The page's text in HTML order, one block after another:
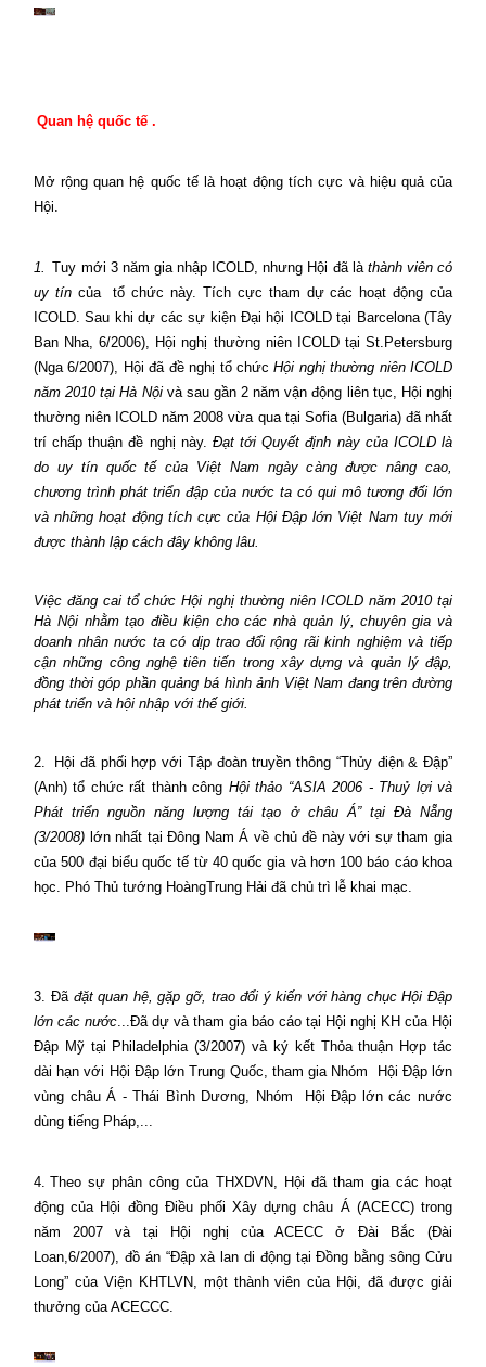
Quan hệ quốc tế .
Mở rộng quan hệ quốc tế là hoạt động tích cực và hiệu quả của
Hội.
1. Tuy mới 3 năm gia nhập ICOLD, nhưng Hội đã là thành viên có
uy tíncủa
tổ chức này. Tích cực tham dự các hoạt động của
ICOLD. Sau khi dự các sự kiện Đại hội ICOLD tại Barcelona (Tây
Ban Nha, 6/2006), Hội nghị thường niên ICOLD tại St.Petersburg
(Nga 6/2007), Hội đã đề nghị tổ chứcHội nghị thường niên ICOLD
năm 2010 tại Hà Nộivà sau gần 2 năm vận động liên tục, Hội nghị
thường niên ICOLD năm 2008 vừa qua tại Sofia (Bulgaria) đã nhất
trí chấp thuận đề nghị này. Đạt tới Quyết định này của ICOLD là
do uy tín quốc tế của Việt Nam ngày càng được nâng cao,
chương trình phát triển đập của nước ta có qui mô tương đối lớn
và những hoạt động tích cực của Hội Đập lớn Việt Nam tuy mới
được thành lập cách đây không lâu.
Việc đăng cai tổ chức Hội nghị thư­ờng niên ICOLD năm 2010 tại
Hà Nội nhằm tạo điều kiện cho các nhà quản lý, chuyên gia và
doanh nhân nư­ớc ta có dịp trao đổi rộng rãi kinh nghiệm và tiếp
cận những công nghệ tiên tiến trong xây dựng và quản lý đập,
đồng thời góp phần quảng bá hình ảnh Việt Nam đang trên đường
phát triển và hội nhập với thế giới.
2.
Hội đã phối hợp với Tập đoàn truyền thông “Thủy điện & Đập”
(Anh) tổ chức rất thành công Hội thảo “ASIA 2006 - Thuỷ lợi và
Phát triển nguồn năng lượng tái tạo ở châu Á” tại Đà Nẵng
(3/2008) lớn nhất tại Đông Nam Á về chủ đề này với sự tham gia
của 500 đại biểu quốc tế từ 40 quốc gia và hơn 100 báo cáo khoa
học. Phó Thủ tướng HoàngTrung Hải đã chủ trì lễ khai mạc.
3. Đã đặt quan hệ, gặp gỡ, trao đổi ý kiến với hàng chục Hội Đập
lớn các nước...Đã dự và tham gia báo cáo tại Hội nghị KH của Hội
Đập Mỹ tại Philadelphia (3/2007) và ký kết Thỏa thuận Hợp tác
dài hạn với Hội Đập lớn Trung Quốc, tham gia Nhóm
Hội Đập lớn
vùng châu Á - Thái Bình Dương, Nhóm
Hội Đập lớn các nước
dùng tiếng Pháp,...
4. Theo sự phân công của THXDVN, Hội đã tham gia các hoạt
động của Hội đồng Điều phối Xây dựng châu Á (ACECC) trong
năm 2007 và tại Hội nghị của ACECC ở Đài Bắc (Đài
Loan,6/2007), đồ án “Đập xà lan di động tại Đồng bằng sông Cửu
Long” của Viện KHTLVN, một thành viên của Hội, đã được giải
thưởng của ACECCC.